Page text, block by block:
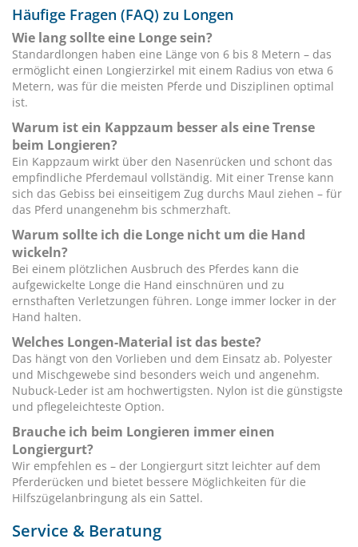
Häufige Fragen (FAQ) zu Longen
Wie lang sollte eine Longe sein?
Standardlongen haben eine Länge von 6 bis 8 Metern – das
ermöglicht einen Longierzirkel mit einem Radius von etwa 6
Metern, was für die meisten Pferde und Disziplinen optimal
ist.
Warum ist ein Kappzaum besser als eine Trense
beim Longieren?
Ein Kappzaum wirkt über den Nasenrücken und schont das
empfindliche Pferdemaul vollständig. Mit einer Trense kann
sich das Gebiss bei einseitigem Zug durchs Maul ziehen – für
das Pferd unangenehm bis schmerzhaft.
Warum sollte ich die Longe nicht um die Hand
wickeln?
Bei einem plötzlichen Ausbruch des Pferdes kann die
aufgewickelte Longe die Hand einschnüren und zu
ernsthaften Verletzungen führen. Longe immer locker in der
Hand halten.
Welches Longen-Material ist das beste?
Das hängt von den Vorlieben und dem Einsatz ab. Polyester
und Mischgewebe sind besonders weich und angenehm.
Nubuck-Leder ist am hochwertigsten. Nylon ist die günstigste
und pflegeleichteste Option.
Brauche ich beim Longieren immer einen
Longiergurt?
Wir empfehlen es – der Longiergurt sitzt leichter auf dem
Pferderücken und bietet bessere Möglichkeiten für die
Hilfszügelanbringung als ein Sattel.
Service & Beratung